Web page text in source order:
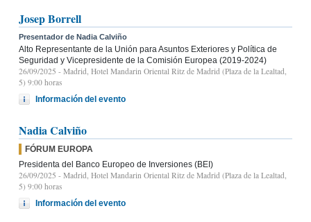
Josep Borrell
Presentador de Nadia Calviño
Alto Representante de la Unión para Asuntos Exteriores y Política de
Seguridad y Vicepresidente de la Comisión Europea (2019-2024)
26/09/2025 - Madrid, Hotel Mandarin Oriental Ritz de Madrid (Plaza de la Lealtad,
5) 9:00 horas
Información del evento
Nadia Calviño
FÓRUM EUROPA
Presidenta del Banco Europeo de Inversiones (BEI)
26/09/2025 - Madrid, Hotel Mandarin Oriental Ritz de Madrid (Plaza de la Lealtad,
5) 9:00 horas
Información del evento